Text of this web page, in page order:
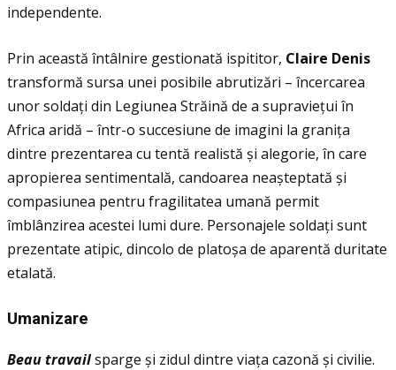
independente.
Prin această întâlnire gestionată ispititor, Claire Denis
transformă sursa unei posibile abrutizări – încercarea
unor soldaţi din Legiunea Străină de a supravieţui în
Africa aridă – într-o succesiune de imagini la graniţa
dintre prezentarea cu tentă realistă și alegorie, în care
apropierea sentimentală, candoarea neașteptată și
compasiunea pentru fragilitatea umană permit
îmblânzirea acestei lumi dure. Personajele soldaţi sunt
prezentate atipic, dincolo de platoșa de aparentă duritate
etalată.
Umanizare
Beau travailsparge și zidul dintre viaţa cazonă și civilie.